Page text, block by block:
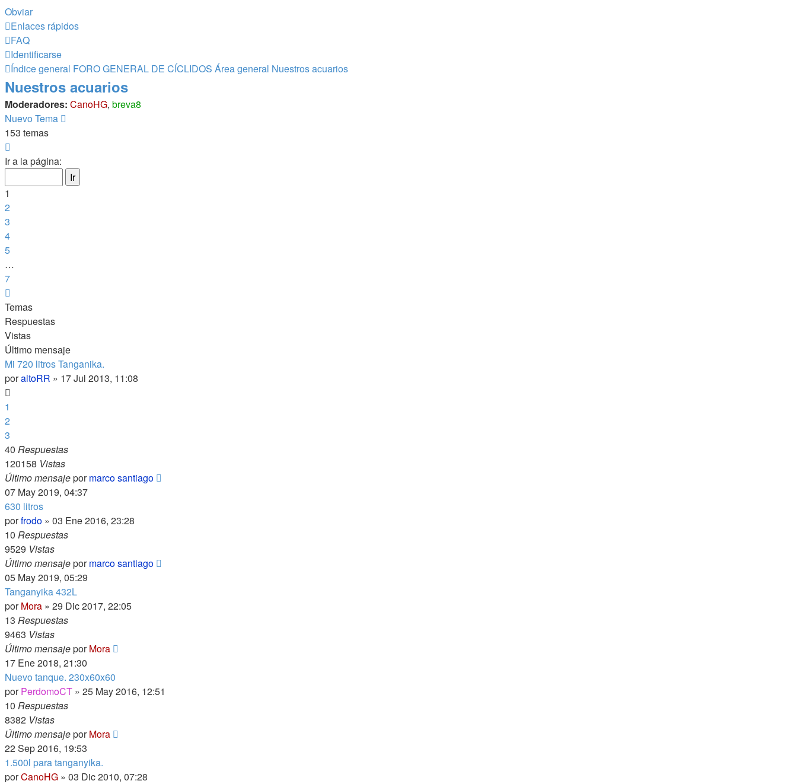
Obviar
Enlaces rápidos
FAQ
Identificarse
Índice general FORO GENERAL DE CÍCLIDOS Área general Nuestros acuarios
Nuestros acuarios
Moderadores: CanoHG, breva8
Nuevo Tema
153 temas
1
7
Ir a la página:
1
2
3
4
5
…
7
Temas
Respuestas
Vistas
Último mensaje
Mi 720 litros Tanganika.
poraitoRR » 17 Jul 2013, 11:08
1
2
3
40 Respuestas
120158 Vistas
Último mensajepormarco santiago
07 May 2019, 04:37
630 litros
porfrodo » 03 Ene 2016, 23:28
10 Respuestas
9529 Vistas
Último mensajepormarco santiago
05 May 2019, 05:29
Tanganyika 432L
porMora » 29 Dic 2017, 22:05
13 Respuestas
9463 Vistas
Último mensajeporMora
17 Ene 2018, 21:30
Nuevo tanque. 230x60x60
porPerdomoCT » 25 May 2016, 12:51
10 Respuestas
8382 Vistas
Último mensajeporMora
22 Sep 2016, 19:53
1.500l para tanganyika.
porCanoHG » 03 Dic 2010, 07:28